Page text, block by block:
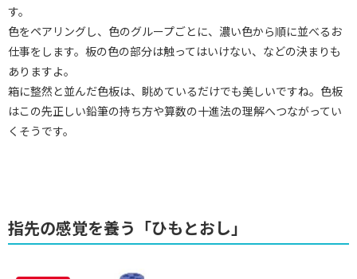
す。
色をペアリングし、色のグループごとに、濃い色から順に並べるお
仕事をします。板の色の部分は触ってはいけない、などの決まりも
ありますよ。
箱に整然と並んだ色板は、眺めているだけでも美しいですね。色板
はこの先正しい鉛筆の持ち方や算数の十進法の理解へつながってい
くそうです。
指先の感覚を養う「ひもとおし」